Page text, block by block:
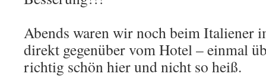
Abends waren wir noch beim Italiener
direkt gegenüber vom Hotel – einmal
richtig schön hier und nicht so heiß.